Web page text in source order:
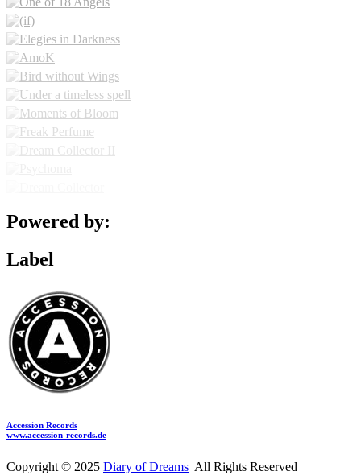
Powered by:
Label
Accession Records
www.accession-records.de
Copyright © 2025 Diary of Dreams All Rights Reserved